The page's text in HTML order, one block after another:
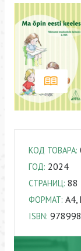
КОД ТОВАРА:
ГОД: 2024
СТРАНИЦ: 88
ФОРМАТ: A4,
ISBN: